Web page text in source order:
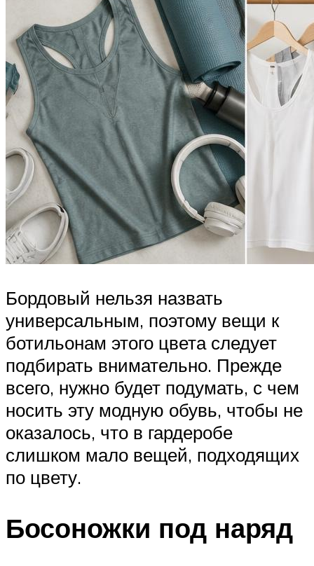
Бордовый нельзя назвать
универсальным, поэтому вещи к
ботильонам этого цвета следует
подбирать внимательно. Прежде
всего, нужно будет подумать, с чем
носить эту модную обувь, чтобы не
оказалось, что в гардеробе
слишком мало вещей, подходящих
по цвету.
Босоножки под наряд